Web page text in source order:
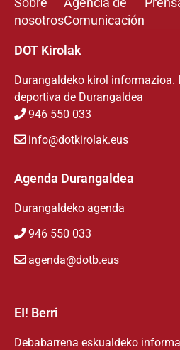
nosotrosComunicación
DOT Kirolak
Durangaldeko kirol
deportiva de Durangaldea
946 550 033
info@dotkirolak.eus
Agenda Durangaldea
Durangaldeko agenda
946 550 033
agenda@dotb.eus
EI! Berri
Debabarrena eskualdeko